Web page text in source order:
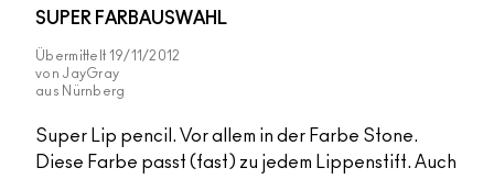
SUPER FARBAUSWAHL
Übermittelt 19/11/2012
von JayGray
aus Nürnberg
Super Lip pencil. Vor allem in der Farbe Stone.
Diese Farbe passt (fast) zu jedem Lippenstift. Auch